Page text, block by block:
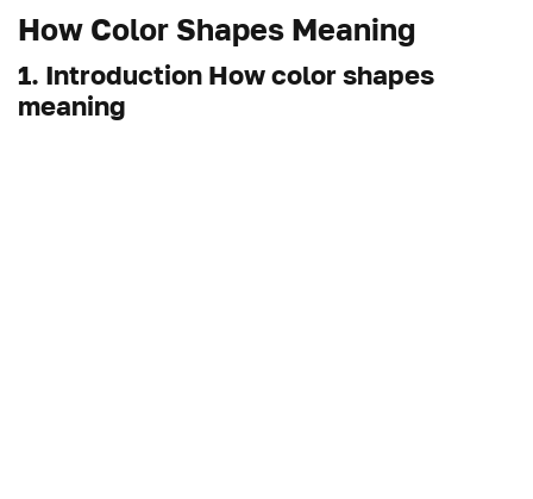
How Color Shapes Meaning
1. Introduction How color shapes
meaning